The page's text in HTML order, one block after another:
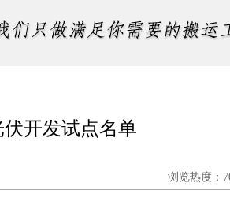
开发试点名单
浏览热度：